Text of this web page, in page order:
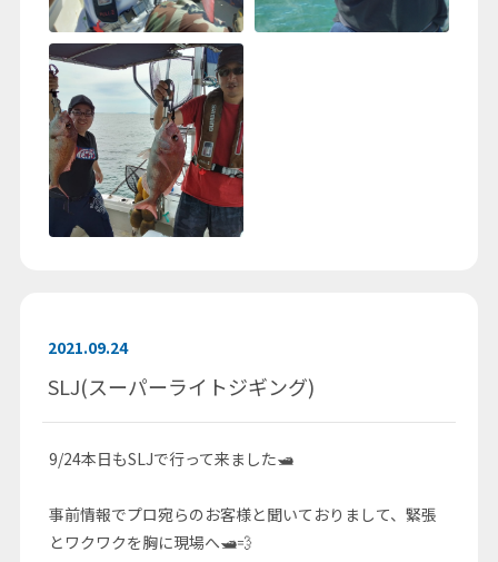
2021.09.24
SLJ(スーパーライトジギング)
9/24本日もSLJで行って来ました🛥
事前情報でプロ宛らのお客様と聞いておりまして、緊張
とワクワクを胸に現場へ🛥💨